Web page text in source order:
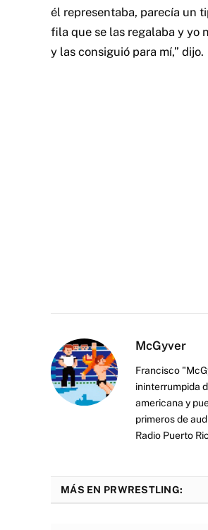
él representaba, parecía un
fila que se las regalaba y yo
y las consiguió para mí,” dijo.
McGyver
Francisco
ininterrumpida
americana y
primeros de
Radio Puerto
MÁS EN PRWRESTLING: